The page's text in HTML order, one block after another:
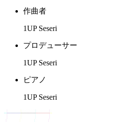
作曲者
1UP Seseri
プロデューサー
1UP Seseri
ピアノ
1UP Seseri